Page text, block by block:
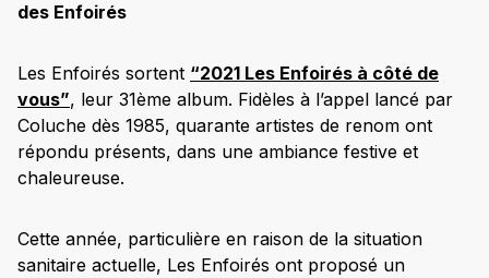
des Enfoirés
Les Enfoirés sortent “2021 Les Enfoirés à côté de
vous”, leur 31ème album. Fidèles à l’appel lancé par
Coluche dès 1985, quarante artistes de renom ont
répondu présents, dans une ambiance festive et
chaleureuse.
Cette année, particulière en raison de la situation
sanitaire actuelle, Les Enfoirés ont proposé un